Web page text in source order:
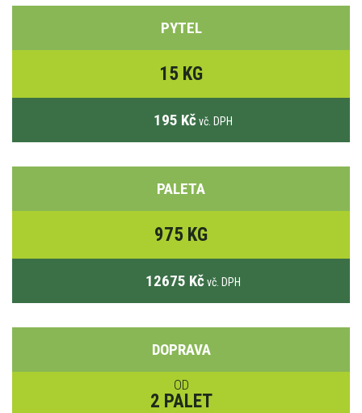
PYTEL
15 KG
195 Kč vč. DPH
PALETA
975 KG
12675 Kč vč. DPH
DOPRAVA
OD
2 PALET